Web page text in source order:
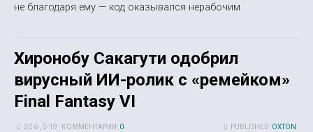
не благодаря ему — код оказывался нерабочим.
Хиронобу Сакагути одобрил
вирусный ИИ-ролик с «ремейком»
Final Fantasy VI
PUBLISHED: OXTON
20 6-, 5-19 КОММЕНТАРИИ: 0